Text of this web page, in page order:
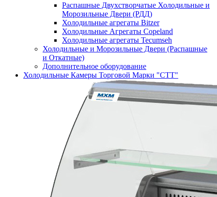
Распашные Двухстворчатые Холодильные и
Морозильные Двери (РДД)
Холодильные агрегаты Bitzer
Холодильные Агрегаты Copeland
Холодильные агрегаты Tecumseh
Холодильные и Морозильные Двери (Распашные
и Откатные)
Дополнительное оборудование
Холодильные Камеры Торговой Марки "СТТ"